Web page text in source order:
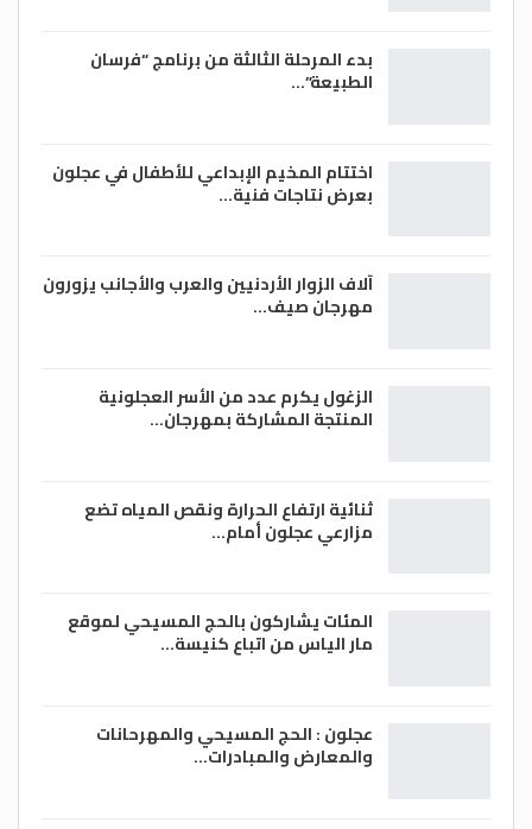
بدء المرحلة الثالثة من برنامج “فرسان
الطبيعة”…
اختتام المخيم الإبداعي للأطفال في عجلون
بعرض نتاجات فنية…
آلاف الزوار الأردنيين والعرب والأجانب يزورون
مهرجان صيف…
الزغول يكرم عدد من الأسر العجلونية
المنتجة المشاركة بمهرجان…
ثنائية ارتفاع الحرارة ونقص المياه تضع
مزارعي عجلون أمام…
المئات يشاركون بالحج المسيحي لموقع
مار الياس من اتباع كنيسة…
عجلون : الحج المسيحي والمهرحانات
والمعارض والمبادرات…